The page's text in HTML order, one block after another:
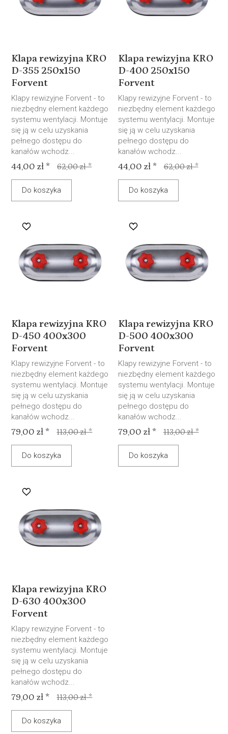
Klapa rewizyjna KRO
D-355 250x150
Forvent
Klapy rewizyjne Forvent - to
niezbędny element każdego
systemu wentylacji. Montuje
się ją w celu uzyskania
pełnego dostępu do
kanałów wchodz...
44,00 zł * 62,00 zł *
Do koszyka
Klapa rewizyjna KRO
D-400 250x150
Forvent
Klapy rewizyjne Forvent - to
niezbędny element każdego
systemu wentylacji. Montuje
się ją w celu uzyskania
pełnego dostępu do
kanałów wchodz...
44,00 zł * 62,00 zł *
Do koszyka
Klapa rewizyjna KRO
D-450 400x300
Forvent
Klapy rewizyjne Forvent - to
niezbędny element każdego
systemu wentylacji. Montuje
się ją w celu uzyskania
pełnego dostępu do
kanałów wchodz...
79,00 zł * 113,00 zł *
Do koszyka
Klapa rewizyjna KRO
D-500 400x300
Forvent
Klapy rewizyjne Forvent - to
niezbędny element każdego
systemu wentylacji. Montuje
się ją w celu uzyskania
pełnego dostępu do
kanałów wchodz...
79,00 zł * 113,00 zł *
Do koszyka
Klapa rewizyjna KRO
D-630 400x300
Forvent
Klapy rewizyjne Forvent - to
niezbędny element każdego
systemu wentylacji. Montuje
się ją w celu uzyskania
pełnego dostępu do
kanałów wchodz...
79,00 zł * 113,00 zł *
Do koszyka